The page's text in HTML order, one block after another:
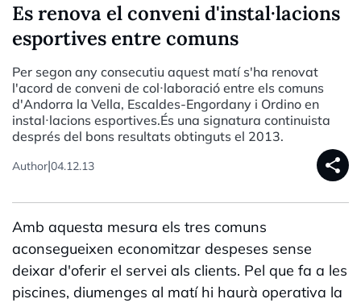
Es renova el conveni d'instal·lacions
esportives entre comuns
Per segon any consecutiu aquest matí s'ha renovat
l'acord de conveni de col·laboració entre els comuns
d'Andorra la Vella, Escaldes-Engordany i Ordino en
instal·lacions esportives.És una signatura continuista
després del bons resultats obtinguts el 2013.
Author|04.12.13 share
Amb aquesta mesura els tres comuns
aconsegueixen economitzar despeses sense
deixar d'oferir el servei als clients. Pel que fa a les
piscines, diumenges al matí hi haurà operativa la